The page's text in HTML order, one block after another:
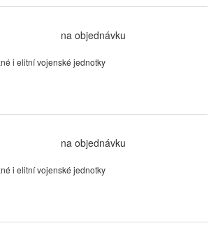
na objednávku
i elitní vojenské jednotky
na objednávku
i elitní vojenské jednotky